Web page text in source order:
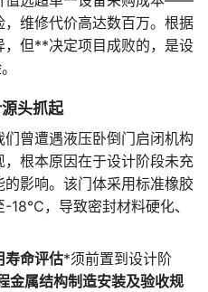
维修代价高达数百万。根据
但**决定项目成败的，是设
头抓起
曾遭遇液压卧倒门启闭机构
根本原因在于设计阶段未充
影响。该门体采用标准橡胶
18℃，导致密封材料硬化、
寿命评估*须前置到设计阶
金属结构制造安装及验收规